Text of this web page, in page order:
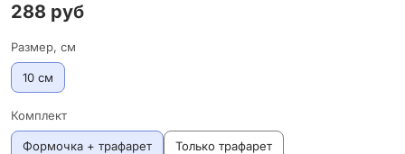
288 руб
Размер, см
10 см
Комплект
Формочка + трафарет Только трафарет